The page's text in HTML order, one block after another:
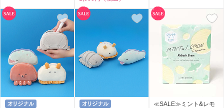
≪SALE≫ミント&レモ